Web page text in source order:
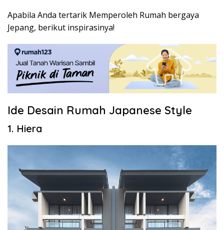
Apabila Anda tertarik Memperoleh Rumah bergaya
Jepang, berikut inspirasinya!
Ide Desain Rumah Japanese Style
1. Hiera